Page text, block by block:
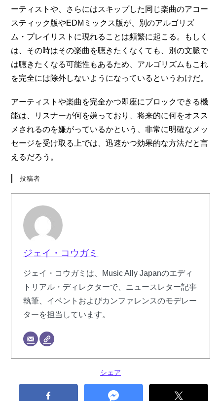
ーティストや、さらにはスキップした同じ楽曲のアコー
スティック版やEDMミックス版が、別のアルゴリズ
ム・プレイリストに現れることは頻繁に起こる。もしく
は、その時はその楽曲を聴きたくなくても、別の文脈で
は聴きたくなる可能性もあるため、アルゴリズムもこれ
を完全には除外しないようになっているというわけだ。
アーティストや楽曲を完全かつ即座にブロックできる機
能は、リスナーが何を嫌っており、将来的に何をオスス
メされるのを嫌がっているかという、非常に明確なメッ
セージを受け取る上では、迅速かつ効果的な方法だと言
えるだろう。
投稿者
ジェイ・コウガミ
ジェイ・コウガミは、Music Ally Japanのエディ
トリアル・ディレクターで、ニュースレター記事
執筆、イベントおよびカンファレンスのモデレー
ターを担当しています。
シェア